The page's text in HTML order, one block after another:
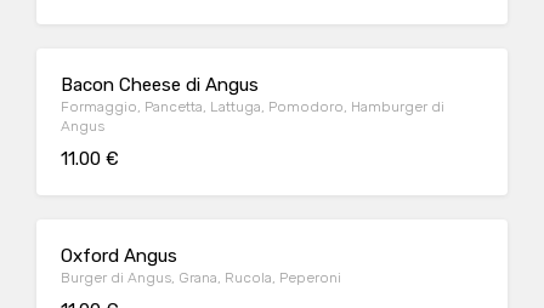
Bacon Cheese di Angus
Formaggio, Pancetta, Lattuga, Pomodoro, Hamburger di
Angus
11.00 €
Oxford Angus
Burger di Angus, Grana, Rucola, Peperoni